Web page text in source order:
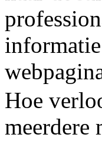
Hoe
meerdere